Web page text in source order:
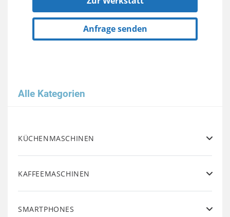
Anfrage senden
Alle Kategorien
KÜCHENMASCHINEN
KAFFEEMASCHINEN
SMARTPHONES